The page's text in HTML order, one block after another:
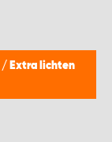
/ Extra lichten